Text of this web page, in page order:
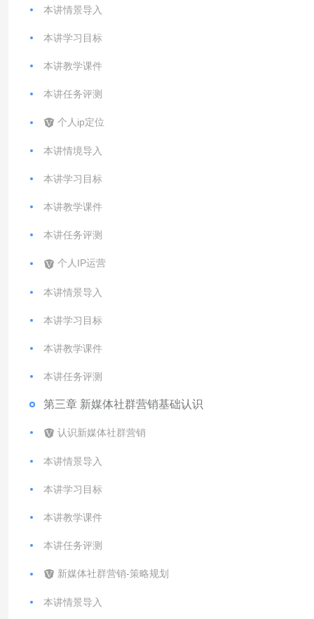
本讲情景导入
本讲学习目标
本讲教学课件
本讲任务评测
个人ip定位
本讲情境导入
本讲学习目标
本讲教学课件
本讲任务评测
个人IP运营
本讲情景导入
本讲学习目标
本讲教学课件
本讲任务评测
第三章 新媒体社群营销基础认识
认识新媒体社群营销
本讲情景导入
本讲学习目标
本讲教学课件
本讲任务评测
新媒体社群营销-策略规划
本讲情景导入